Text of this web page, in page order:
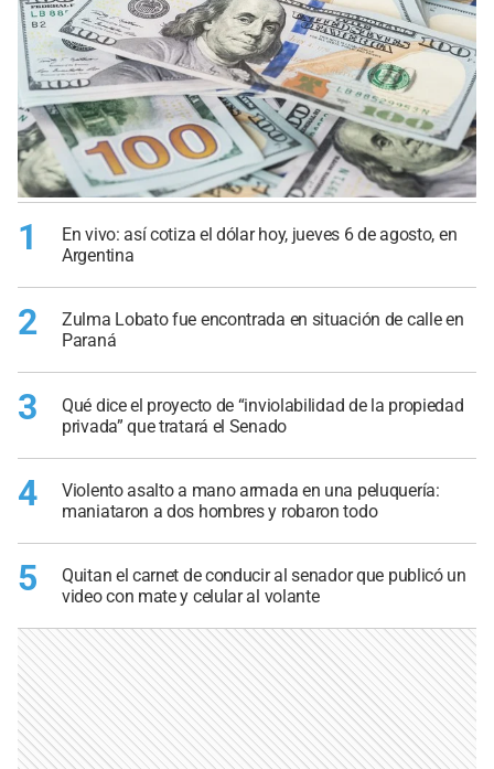
1
En vivo: así cotiza el dólar hoy, jueves 6 de agosto, en
Argentina
2
Zulma Lobato fue encontrada en situación de calle en
Paraná
3
Qué dice el proyecto de “inviolabilidad de la propiedad
privada” que tratará el Senado
4
Violento asalto a mano armada en una peluquería:
maniataron a dos hombres y robaron todo
5
Quitan el carnet de conducir al senador que publicó un
video con mate y celular al volante